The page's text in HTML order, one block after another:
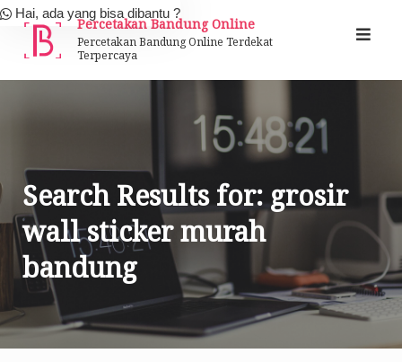
Skip
content
Percetakan Bandung Online
Percetakan Bandung Online Terdekat
Terpercaya
Search Results for:grosir
wall sticker murah
bandung
Hai, ada yang bisa dibantu ?